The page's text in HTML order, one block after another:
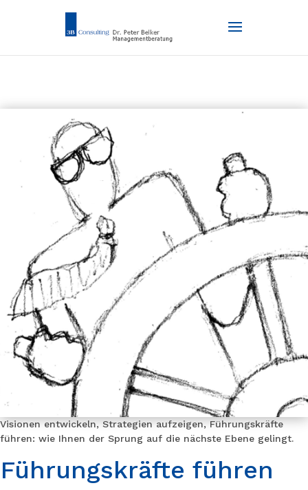
Visionen entwickeln, Strategien aufzeigen, Führungskräfte
führen: wie Ihnen der Sprung auf die nächste Ebene gelingt.
Führungskräfte führen